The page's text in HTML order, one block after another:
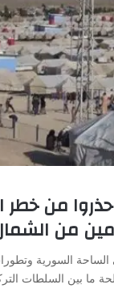
من خطر
من
السورية
ما بين السلطات